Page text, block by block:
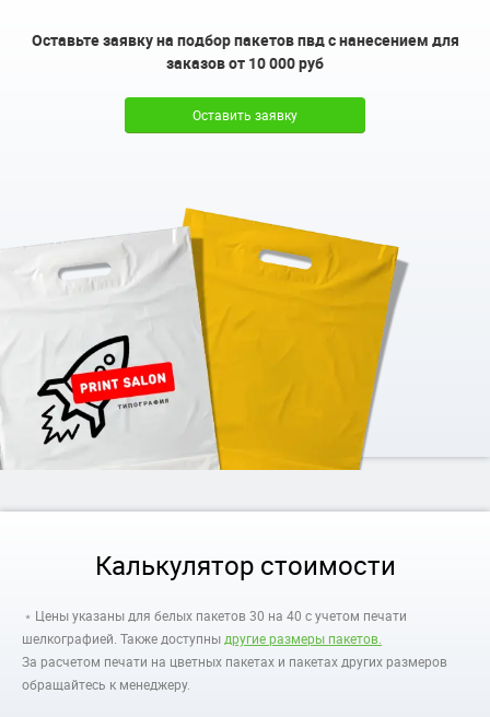
Оставьте заявку на подбор пакетов пвд с нанесением для
заказов от 10 000 руб
Оставить заявку
Калькулятор стоимости
﹡Цены указаны для белых пакетов 30 на 40 с учетом печати
шелкографией. Также доступны другие размеры пакетов.
За расчетом печати на цветных пакетах и пакетах других размеров
обращайтесь к менеджеру.